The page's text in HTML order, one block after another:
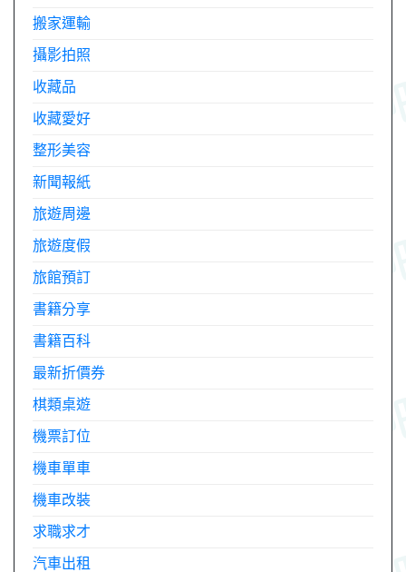
搬家運輸
攝影拍照
收藏品
收藏愛好
整形美容
新聞報紙
旅遊周邊
旅遊度假
旅館預訂
書籍分享
書籍百科
最新折價券
棋類桌遊
機票訂位
機車單車
機車改裝
求職求才
汽車出租